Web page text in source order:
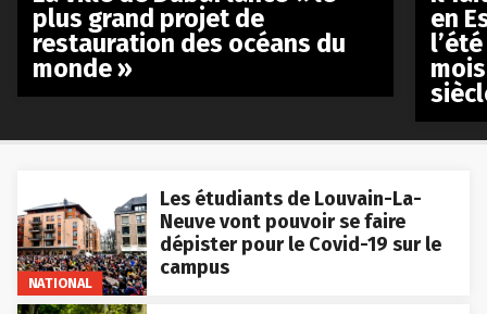
NATIONAL
Les étudiants de Louvain-La-
Neuve vont pouvoir se faire
dépister pour le Covid-19 sur le
campus
plus grand projet de
restauration des océans du
monde »
en